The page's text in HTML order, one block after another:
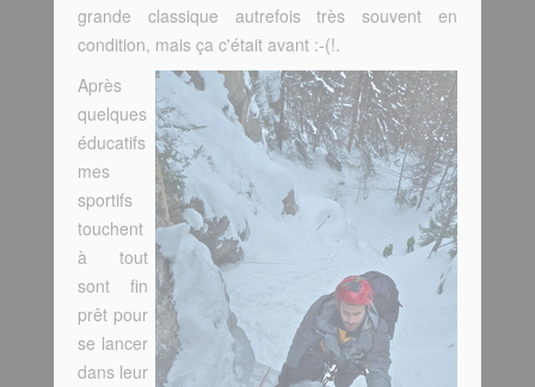
grande classique autrefois très souvent en
condition, mais ça c'était avant :-(!.
Après
quelques
éducatifs
mes
sportifs
touchent
à tout
sont fin
prêt pour
se lancer
dans leur